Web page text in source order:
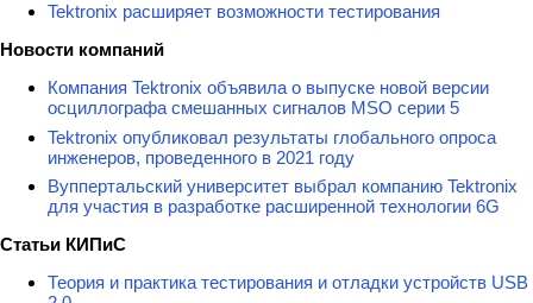
Tektronix расширяет возможности тестирования
Новости компаний
Компания Tektronix объявила о выпуске новой версии
осциллографа смешанных сигналов MSO серии 5
Tektronix опубликовал результаты глобального опроса
инженеров, проведенного в 2021 году
Вуппертальский университет выбрал компанию Tektronix
для участия в разработке расширенной технологии 6G
Статьи КИПиС
Теория и практика тестирования и отладки устройств USB